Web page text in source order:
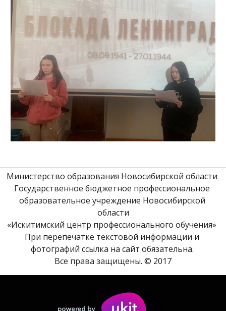
Министерство образования Новосибирской области
Государственное бюджетное профессиональное
образовательное учреждение Новосибирской
области
«Искитимский центр профессионального обучения»
При перепечатке текстовой информации и
фотографий ссылка на сайт обязательна.
Все права защищены. © 2017